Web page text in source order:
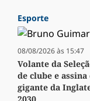
Esporte
08/08/2026 às 15:47
Volante da
de clube e assina
gigante da